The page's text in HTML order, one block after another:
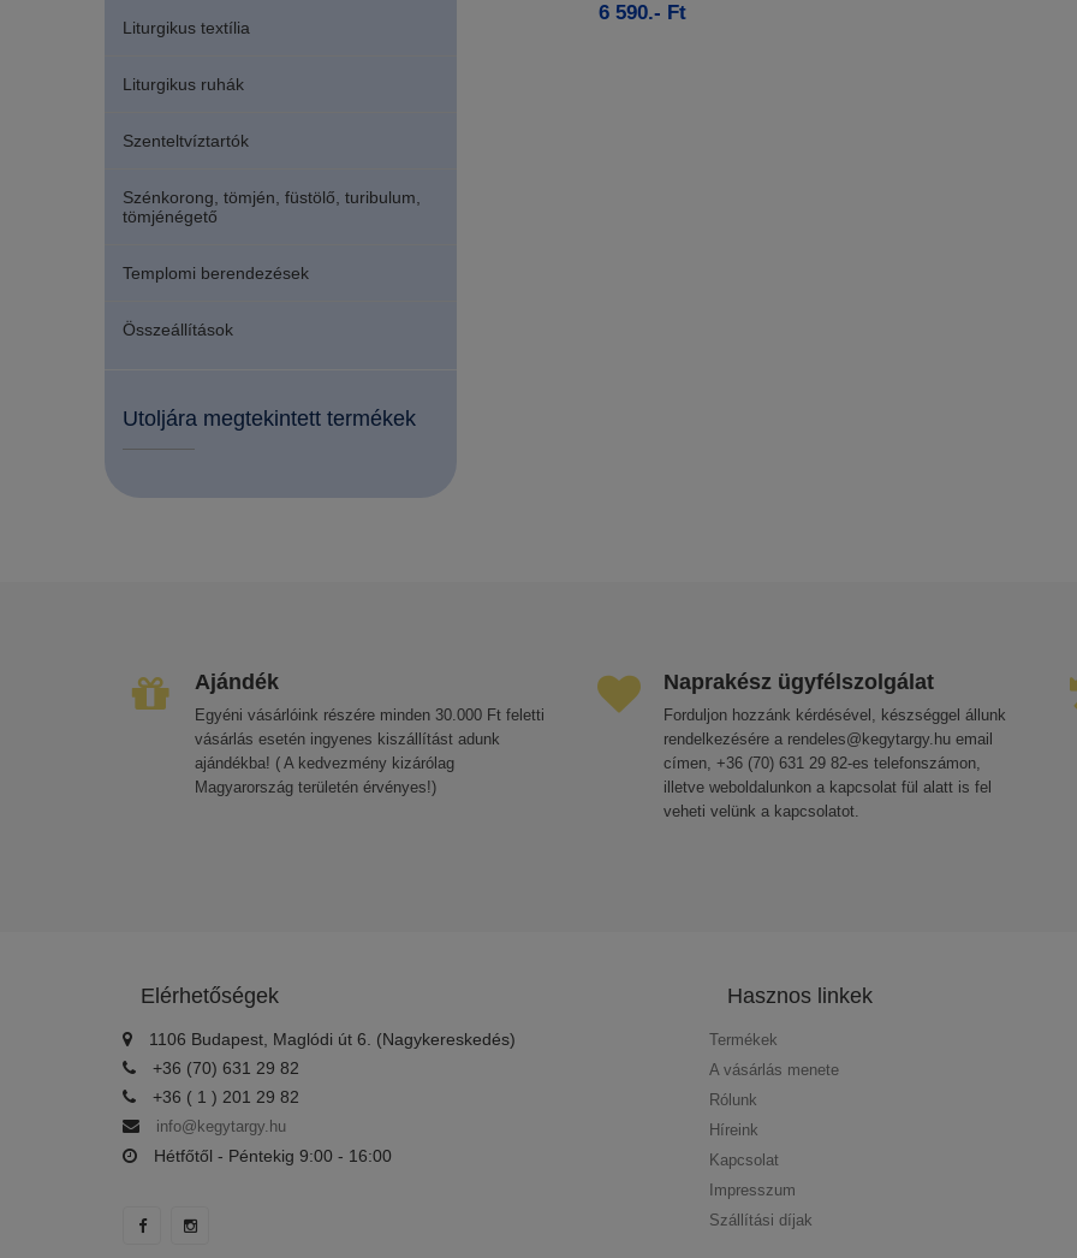
6 590.- Ft
Liturgikus textília
Liturgikus ruhák
Szenteltvíztartók
Szénkorong, tömjén, füstölő, turibulum,
tömjénégető
Templomi berendezések
Összeállítások
Utoljára megtekintett termékek
Ajándék
Egyéni vásárlóink részére minden 30.000 Ft feletti
vásárlás esetén ingyenes kiszállítást adunk
ajándékba! ( A kedvezmény kizárólag
Magyarország területén érvényes!)
Naprakész ügyfélszolgálat
Forduljon hozzánk kérdésével, készséggel állunk
rendelkezésére a rendeles@kegytargy.hu email
címen, +36 (70) 631 29 82-es telefonszámon,
illetve weboldalunkon a kapcsolat fül alatt is fel
veheti velünk a kapcsolatot.
Elérhetőségek
1106 Budapest, Maglódi út 6. (Nagykereskedés)
+36 (70) 631 29 82
+36 ( 1 ) 201 29 82
info@kegytargy.hu
Hétfőtől - Péntekig 9:00 - 16:00
Hasznos linkek
Termékek
A vásárlás menete
Rólunk
Híreink
Kapcsolat
Impresszum
Szállítási díjak